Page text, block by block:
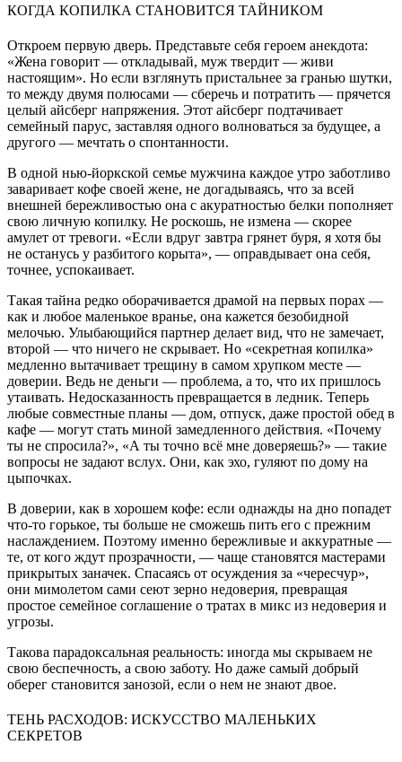
КОГДА КОПИЛКА СТАНОВИТСЯ ТАЙНИКОМ
Откроем первую дверь. Представьте себя героем анекдота:
«Жена говорит — откладывай, муж твердит — живи
настоящим». Но если взглянуть пристальнее за гранью шутки,
то между двумя полюсами — сберечь и потратить — прячется
целый айсберг напряжения. Этот айсберг подтачивает
семейный парус, заставляя одного волноваться за будущее, а
другого — мечтать о спонтанности.
В одной нью-йоркской семье мужчина каждое утро заботливо
заваривает кофе своей жене, не догадываясь, что за всей
внешней бережливостью она с акуратностью белки пополняет
свою личную копилку. Не роскошь, не измена — скорее
амулет от тревоги. «Если вдруг завтра грянет буря, я хотя бы
не останусь у разбитого корыта», — оправдывает она себя,
точнее, успокаивает.
Такая тайна редко оборачивается драмой на первых порах —
как и любое маленькое вранье, она кажется безобидной
мелочью. Улыбающийся партнер делает вид, что не замечает,
второй — что ничего не скрывает. Но «секретная копилка»
медленно вытачивает трещину в самом хрупком месте —
доверии. Ведь не деньги — проблема, а то, что их пришлось
утаивать. Недосказанность превращается в ледник. Теперь
любые совместные планы — дом, отпуск, даже простой обед в
кафе — могут стать миной замедленного действия. «Почему
ты не спросила?», «А ты точно всё мне доверяешь?» — такие
вопросы не задают вслух. Они, как эхо, гуляют по дому на
цыпочках.
В доверии, как в хорошем кофе: если однажды на дно попадет
что-то горькое, ты больше не сможешь пить его с прежним
наслаждением. Поэтому именно бережливые и аккуратные —
те, от кого ждут прозрачности, — чаще становятся мастерами
прикрытых заначек. Спасаясь от осуждения за «чересчур»,
они мимолетом сами сеют зерно недоверия, превращая
простое семейное соглашение о тратах в микс из недоверия и
угрозы.
Такова парадоксальная реальность: иногда мы скрываем не
свою беспечность, а свою заботу. Но даже самый добрый
оберег становится занозой, если о нем не знают двое.
ТЕНЬ РАСХОДОВ: ИСКУССТВО МАЛЕНЬКИХ
СЕКРЕТОВ